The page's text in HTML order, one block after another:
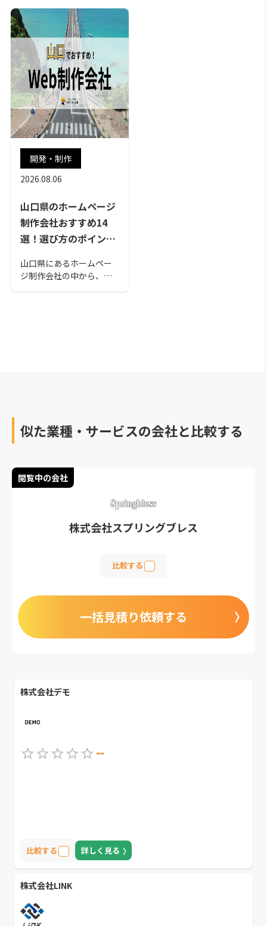
開発・制作
2026.08.06
山口県のホームページ
制作会社おすすめ14
選！選び方のポイント
山口県にあるホームペー
ジ制作会社の中から、お
似た業種・サービスの会社と比較する
閲覧中の会社
株式会社スプリングブレス
比較する
一括見積り依頼する
株式会社デモ
--
比較する 詳しく見る
株式会社LINK